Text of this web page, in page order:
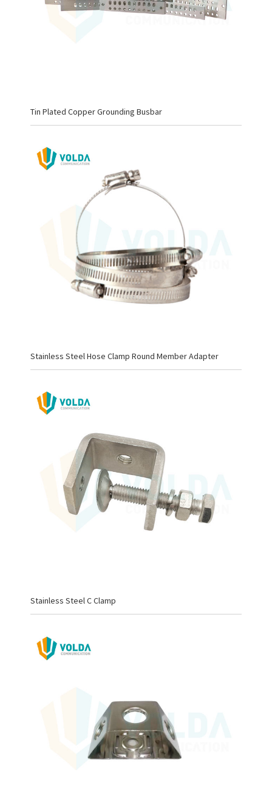
Tin Plated Copper Grounding Busbar
Stainless Steel Hose Clamp Round Member Adapter
Stainless Steel C Clamp